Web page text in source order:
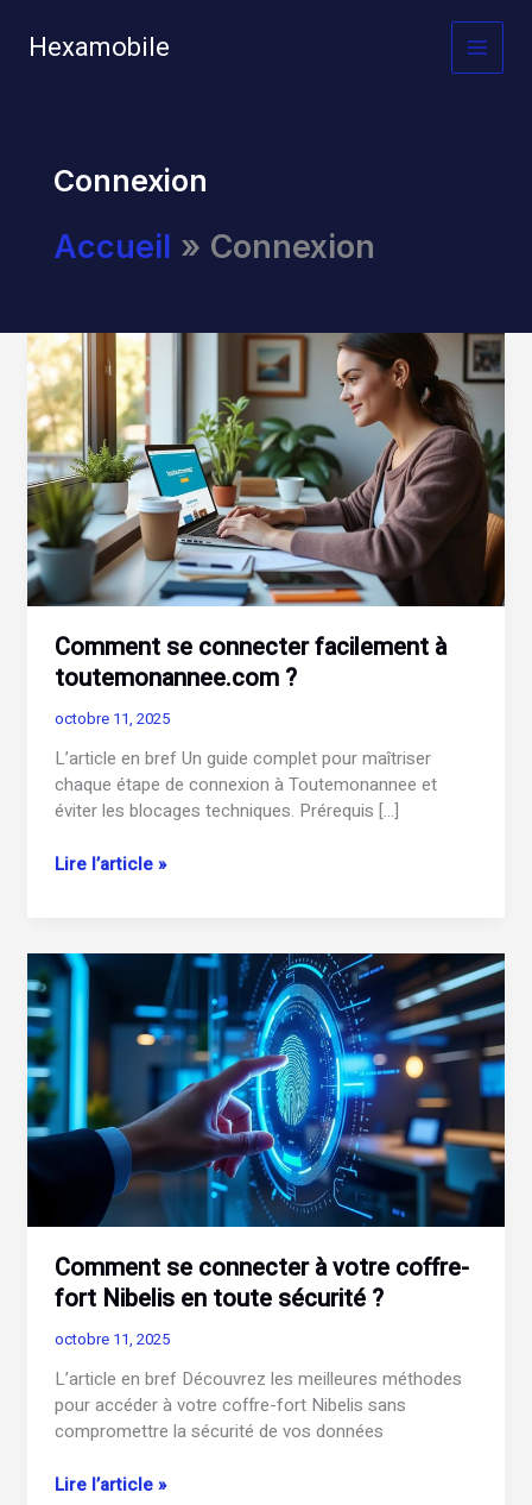
contenuHexamobile
Connexion
Accueil Connexion
Comment se connecter facilement à
toutemonannee.com ?
octobre 11, 2025
L’article en bref Un guide complet pour maîtriser
chaque étape de connexion à Toutemonannee et
éviter les blocages techniques. Prérequis […]
Comment
à
toutemonannee.com
?
Lire l’article »
Comment se connecter à votre coffre-
fort Nibelis en toute sécurité ?
octobre 11, 2025
L’article en bref Découvrez les meilleures méthodes
pour accéder à votre coffre-fort Nibelis sans
compromettre la sécurité de vos données
Comment
Lire l’article »